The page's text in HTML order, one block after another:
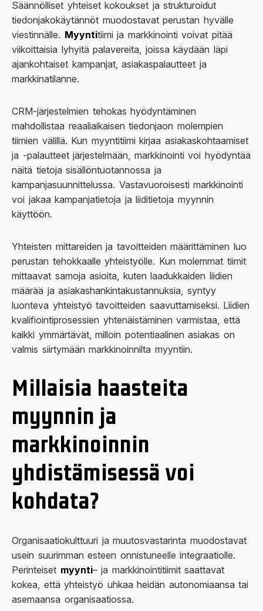
Säännölliset yhteiset kokoukset ja strukturoidut
tiedonjakokäytännöt muodostavat perustan hyvälle
viestinnälle. Myyntitiimi ja markkinointi voivat pitää
viikoittaisia lyhyitä palavereita, joissa käydään läpi
ajankohtaiset kampanjat, asiakaspalautteet ja
markkinatilanne.
CRM-järjestelmien tehokas hyödyntäminen
mahdollistaa reaaliaikaisen tiedonjaon molempien
tiimien välillä. Kun myyntitiimi kirjaa asiakaskohtaamiset
ja -palautteet järjestelmään, markkinointi voi hyödyntää
näitä tietoja sisällöntuotannossa ja
kampanjasuunnittelussa. Vastavuoroisesti markkinointi
voi jakaa kampanjatietoja ja liiditietoja myynnin
käyttöön.
Yhteisten mittareiden ja tavoitteiden määrittäminen luo
perustan tehokkaalle yhteistyölle. Kun molemmat tiimit
mittaavat samoja asioita, kuten laadukkaiden liidien
määrää ja asiakashankintakustannuksia, syntyy
luonteva yhteistyö tavoitteiden saavuttamiseksi. Liidien
kvalifiointiprosessien yhtenäistäminen varmistaa, että
kaikki ymmärtävät, milloin potentiaalinen asiakas on
valmis siirtymään markkinoinnilta myyntiin.
Millaisia haasteita
myynnin ja
markkinoinnin
yhdistämisessä voi
kohdata?
Organisaatiokulttuuri ja muutosvastarinta muodostavat
usein suurimman esteen onnistuneelle integraatiolle.
Perinteiset myynti– ja markkinointitiimit saattavat
kokea, että yhteistyö uhkaa heidän autonomiaansa tai
asemaansa organisaatiossa.